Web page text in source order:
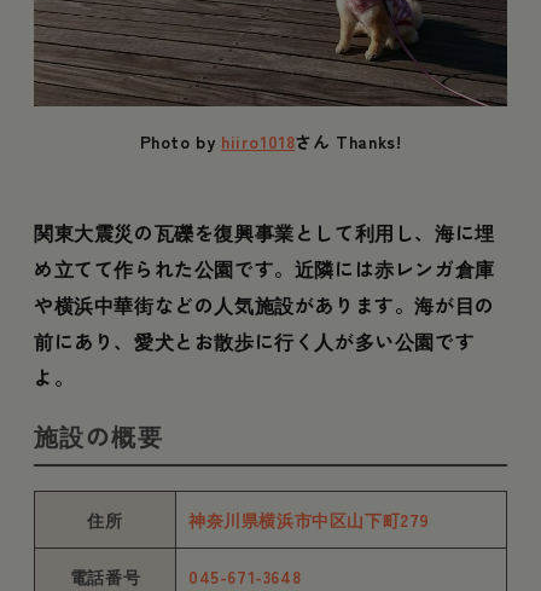
Photo by hiiro1018さん Thanks!
関東大震災の瓦礫を復興事業として利用し、海に埋
め立てて作られた公園です。近隣には赤レンガ倉庫
や横浜中華街などの人気施設があります。海が目の
前にあり、愛犬とお散歩に行く人が多い公園です
よ。
施設の概要
住所 神奈川県横浜市中区山下町279
電話番号 045-671-3648